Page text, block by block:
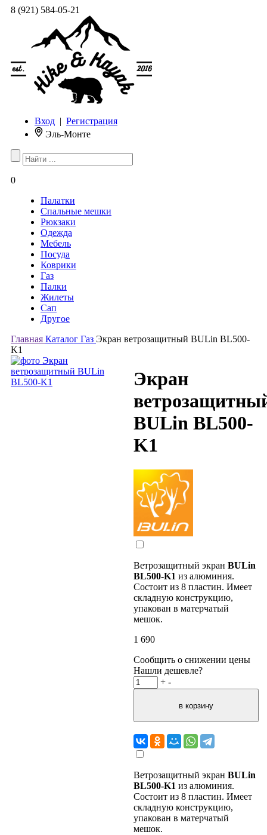
8 (921) 584-05-21
Вход | Регистрация
Эль-Монте
0
Палатки
Спальные мешки
Рюкзаки
Одежда
Мебель
Посуда
Коврики
Газ
Палки
Жилеты
Сап
Другое
Главная Каталог Газ Экран ветрозащитный BULin BL500-
K1
Экран
BULin BL500-
K1
Ветрозащитный экран BULin
BL500-K1 из алюминия.
Состоит из 8 пластин. Имеет
складную конструкцию,
упакован в матерчатый
мешок.
1 690
Сообщить о снижении цены
Нашли дешевле?
+ -
Ветрозащитный экран BULin
BL500-K1 из алюминия.
Состоит из 8 пластин. Имеет
складную конструкцию,
упакован в матерчатый
мешок.